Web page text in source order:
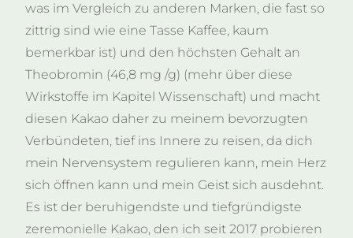
was im Vergleich zu anderen Marken, die fast so
zittrig sind wie eine Tasse Kaffee, kaum
bemerkbar ist) und den höchsten Gehalt an
Theobromin (46,8 mg /g) (mehr über diese
Wirkstoffe im Kapitel Wissenschaft) und macht
diesen Kakao daher zu meinem bevorzugten
Verbündeten, tief ins Innere zu reisen, da dich
mein Nervensystem regulieren kann, mein Herz
sich öffnen kann und mein Geist sich ausdehnt.
Es ist der beruhigendste und tiefgründigste
zeremonielle Kakao, den ich seit 2017 probieren